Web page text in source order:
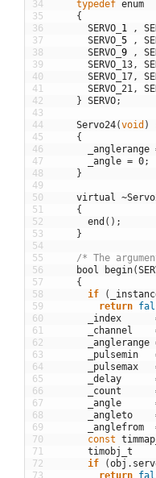
34
35
36
37
38
39
40
41
42
43
44
45
46
47
48
49
50
51
52
53
54
55
56
57
58
59
60
61
62
63
64
65
66
67
68
69
70
71
72
typedef enum
{
SERVO 1 ,
SERVO 5 ,
SERVO 9 ,
SERVO_13,
SERVO_17,
SERVO_21,
} SERVO;
Servo24(void )
{
_anglerange
_angle = 0;
}
virtual ~
{
end ( ) ;
}
/* The
bool
begin(
{
if
(
return
_index
_channel
_anglerange
_pulsemin
_pulsemax
_delay
_count
_angle
_angleto
_anglefrom
const
timobj_t
if
(obj .